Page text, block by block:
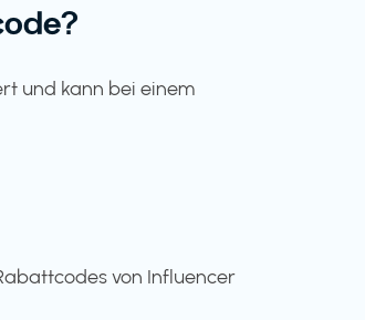
und kann bei einem
von Influencer